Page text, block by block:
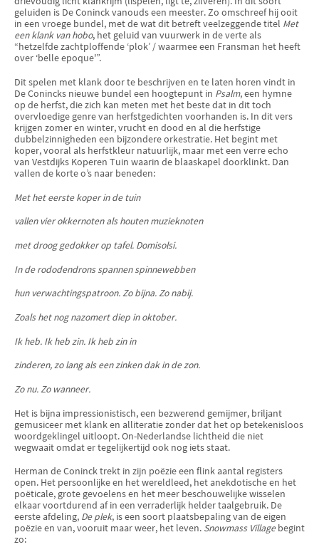
geluiden is De Coninck vanouds een meester. Zo omschreef hij ooit
in een vroege bundel, met de wat dit betreft veelzeggende titel Met
een klank van hobo, het geluid van vuurwerk in de verte als
“hetzelfde zachtploffende ‘plok’ / waarmee een Fransman het heeft
over ‘belle epoque'”.
Dit spelen met klank door te beschrijven en te laten horen vindt in
De Conincks nieuwe bundel een hoogtepunt in Psalm, een hymne
op de herfst, die zich kan meten met het beste dat in dit toch
overvloedige genre van herfst­gedichten voorhanden is. In dit vers
krijgen zomer en winter, vrucht en dood en al die herfstige
dubbelzinnigheden een bijzondere orkestratie. Het begint met
koper, vooral als herfstkleur natuurlijk, maar met een verre echo
van Vestdijks Koperen Tuin waarin de blaaskapel doorklinkt. Dan
vallen de korte o’s naar beneden:
Met het eerste koper in de tuin
vallen vier okkernoten als houten muzieknoten
met droog gedokker op tafel. Domisolsi.
In de rododendrons spannen spinnewebben
hun verwachtingspatroon. Zo bijna. Zo nabij.
Zoals het nog nazomert diep in oktober.
Ik heb. Ik heb zin. Ik heb zin in
zinderen, zo lang als een zinken dak in de zon.
Zo nu. Zo wanneer.
Het is bijna impressionistisch, een bezwerend gemijmer, briljant
gemusiceer met klank en alliteratie zonder dat het op betekenisloos
woordgeklingel uitloopt. On-Nederlandse lichtheid die niet
wegwaait omdat er tegelijkertijd ook nog iets staat.
Herman de Coninck trekt in zijn poëzie een flink aantal registers
open. Het persoonlijke en het wereldleed, het anekdotische en het
poëticale, grote gevoelens en het meer beschouwelijke wisselen
elkaar voortdurend af in een verraderlijk helder taalgebruik. De
eerste afdeling, De plek, is een soort plaatsbepaling van de eigen
poëzie en van, vooruit maar weer, het leven. Snowmass Villagebegint
zo: